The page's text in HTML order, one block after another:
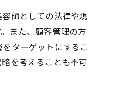
師としての法律や規
また、顧客管理の方
ターゲットにするこ
を考えることも不可